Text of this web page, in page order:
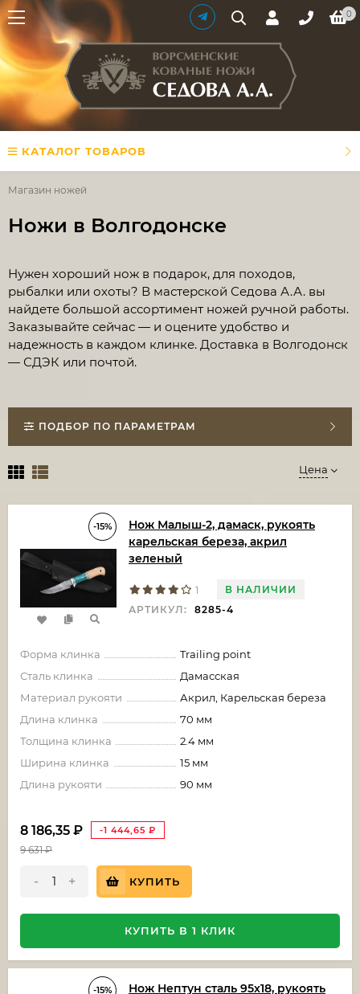
0
КАТАЛОГ ТОВАРОВ
Магазин ножей
Ножи в Волгодонске
Нужен хороший нож в подарок, для походов,
рыбалки или охоты? В мастерской Седова А.А. вы
найдете большой ассортимент ножей ручной работы.
Заказывайте сейчас — и оцените удобство и
надежность в каждом клинке. Доставка в Волгодонск
— СДЭК или почтой.
ПОДБОР ПО ПАРАМЕТРАМ
Цена
-15%
Нож Малыш-2, дамаск, рукоять
карельская береза, акрил
зеленый
1
В НАЛИЧИИ
АРТИКУЛ:
8285-4
Форма клинка
Trailing point
Сталь клинка
Дамасская
Материал рукояти
Акрил, Карельская береза
Длина клинка
70 мм
Толщина клинка
2.4 мм
Ширина клинка
15 мм
Длина рукояти
90 мм
8 186,35 ₽ -1 444,65 ₽
9 631₽
- + КУПИТЬ
КУПИТЬ В 1 КЛИК
-15%
Нож Нептун сталь 95х18, рукоять